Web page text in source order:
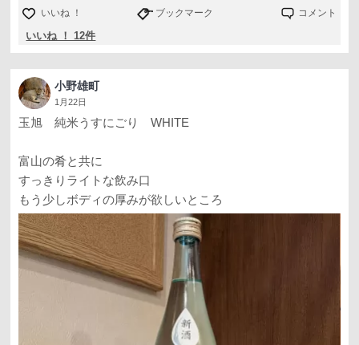
いいね ！ ブックマーク コメント
いいね ！ 12件
小野雄町
1月22日
玉旭 純米うすにごり WHITE
富山の肴と共に
すっきりライトな飲み口
もう少しボディの厚みが欲しいところ